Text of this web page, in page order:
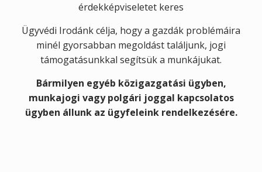
érdekképviseletet keres
Ügyvédi Irodánk célja, hogy a gazdák problémáira
minél gyorsabban megoldást találjunk, jogi
támogatásunkkal segítsük a munkájukat.
Bármilyen egyéb közigazgatási ügyben,
munkajogi vagy polgári joggal kapcsolatos
ügyben állunk az ügyfeleink rendelkezésére.